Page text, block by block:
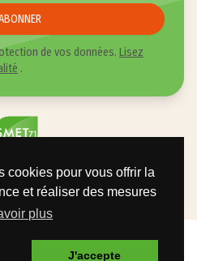
cookies pour vous offrir la
et réaliser des mesures
plus
J'accepte
de vos données. Lisez
.
- 71150 CHAGNY
87 21 30
PERSONNELLES PLAN DU SITE